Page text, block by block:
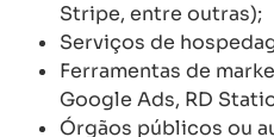
Stripe, entre outras);
Serviços de
Ferramentas de
Google Ads, RD
Órgãos públicos ou